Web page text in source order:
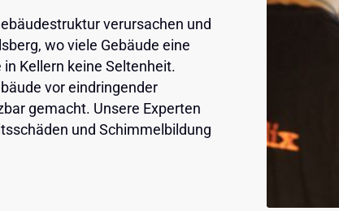
verursachen und
wo viele Gebäude eine
Kellern keine Seltenheit.
vor eindringender
gemacht. Unsere Experten
und Schimmelbildung